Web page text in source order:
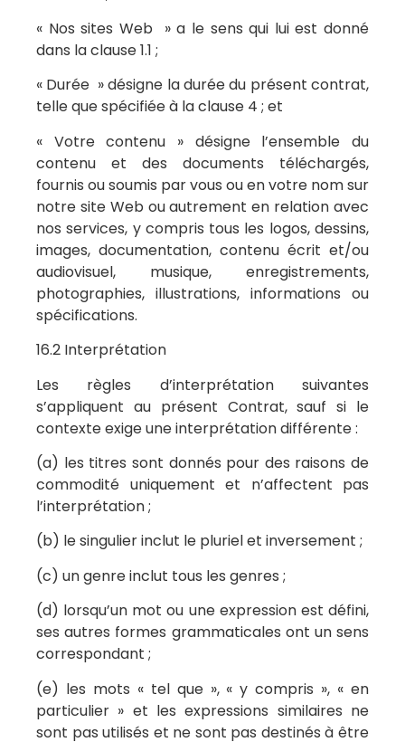
« Nos sites Web » a le sens qui lui est donné
dans la clause 1.1 ;
« Durée » désigne la durée du présent contrat,
telle que spécifiée à la clause 4 ; et
« Votre contenu » désigne l’ensemble du
contenu et des documents téléchargés,
fournis ou soumis par vous ou en votre nom sur
notre site Web ou autrement en relation avec
nos services, y compris tous les logos, dessins,
images, documentation, contenu écrit et/ou
audiovisuel, musique, enregistrements,
photographies, illustrations, informations ou
spécifications.
16.2 Interprétation
Les règles d’interprétation suivantes
s’appliquent au présent Contrat, sauf si le
contexte exige une interprétation différente :
(a) les titres sont donnés pour des raisons de
commodité uniquement et n’affectent pas
l’interprétation ;
(b) le singulier inclut le pluriel et inversement ;
(c) un genre inclut tous les genres ;
(d) lorsqu’un mot ou une expression est défini,
ses autres formes grammaticales ont un sens
correspondant ;
(e) les mots « tel que », « y compris », « en
particulier » et les expressions similaires ne
sont pas utilisés et ne sont pas destinés à être